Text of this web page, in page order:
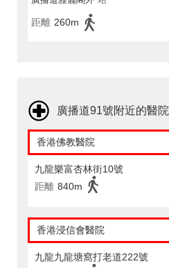
距離 260m
廣播道91號附近的醫院
香港佛教醫院
九龍樂富杏林街10號
距離 840m
香港浸信會醫院
九龍九龍塘窩打老道222號